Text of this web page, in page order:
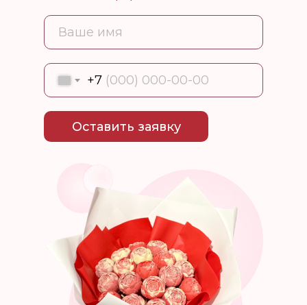
+7
Оставить заявку